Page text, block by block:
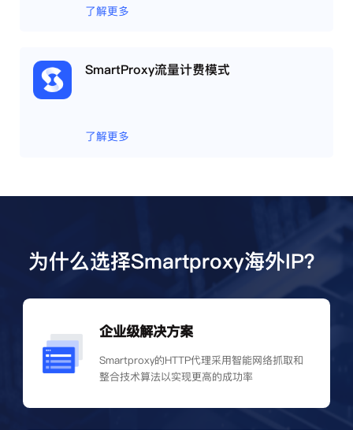
工作效率 。
了解更多
SmartProxy流量计费模式
了解更多
为什么选择Smartproxy海外IP？
企业级解决方案
Smartproxy的HTTP代理采用智能网络抓取和
整合技术算法以实现更高的成功率